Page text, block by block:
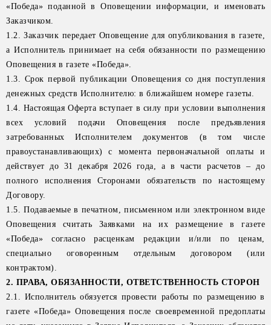
«Победа» поданной в Оповещении информации, и именовать
Заказчиком.
1.2. Заказчик передает Оповещение для опубликования в газете,
а Исполнитель принимает на себя обязанности по размещению
Оповещения в газете «Победа».
1.3. Срок первой публикации Оповещения со дня поступления
денежных средств Исполнителю: в ближайшем номере газеты.
1.4. Настоящая Оферта вступает в силу при условии выполнения
всех условий подачи Оповещения после предъявления
затребованных Исполнителем документов (в том числе
правоустанавливающих) с момента первоначальной оплаты и
действует до 31 декабря 2026 года, а в части расчетов – до
полного исполнения Сторонами обязательств по настоящему
Договору.
1.5. Подаваемые в печатном, письменном или электронном виде
Оповещения считать Заявками на их размещение в газете
«Победа» согласно расценкам редакции и/или по ценам,
специально оговоренным отдельным договором (или
контрактом).
2. ПРАВА, ОБЯЗАННОСТИ, ОТВЕТСТВЕННОСТЬ СТОРОН
2.1. Исполнитель обязуется провести работы по размещению в
газете «Победа» Оповещения после своевременной предоплаты